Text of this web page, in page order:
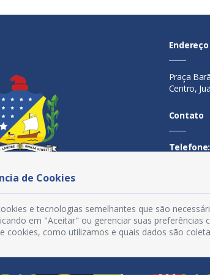
Endereço
Praça
Centro,
Contato
Telefone:
Segunda
14h
de Cookies
e tecnologias semelhantes que são
em "Aceitar" ou gerenciar suas
cookies, como utilizamos e quais dados são